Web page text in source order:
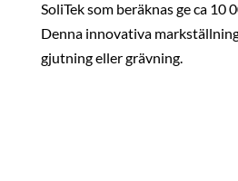
SoliTek som beräknas ge ca 10
Denna innovativa
gjutning eller grävning.